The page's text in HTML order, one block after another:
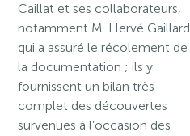
Caillat et ses collaborateurs,
notamment M. Hervé Gaillard
qui a assuré le récolement de
la documentation ; ils y
fournissent un bilan très
complet des découvertes
survenues à l’occasion des